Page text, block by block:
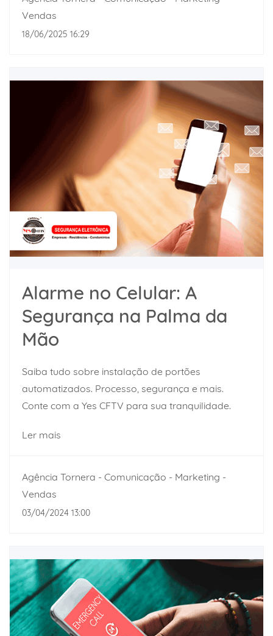
Vendas
18/06/2025 16:29
Alarme no Celular: A
Segurança na Palma da
Mão
Saiba tudo sobre instalação de portões
automatizados. Processo, segurança e mais.
Conte com a Yes CFTV para sua tranquilidade.
Ler mais
Agência Tornera - Comunicação - Marketing -
Vendas
03/04/2024 13:00